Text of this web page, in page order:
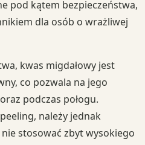
pod kątem bezpieczeństwa,
dla osób o wrażliwej
kwas migdałowy jest
co pozwala na jego
podczas połogu.
należy jednak
stosować zbyt wysokiego